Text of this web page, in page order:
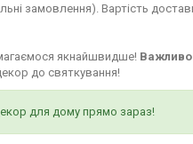
замовлення). Вартість
якнайшвидше!
до святкування!
для дому прямо зараз!